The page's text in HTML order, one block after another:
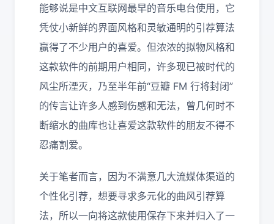
能够说是中文互联网最早的音乐电台使用，它
凭仗小新鲜的界面风格和灵敏通明的引荐算法
赢得了不少用户的喜爱。但浓浓的拟物风格和
这款软件的前期用户相同，许多现已被时代的
风尘所湮灭，乃至半年前“豆瓣 FM 行将封闭”
的传言让许多人感到伤感和无法，曾几何时不
断缩水的曲库也让喜爱这款软件的朋友不得不
忍痛割爱。
关于笔者而言，因为不满意几大流媒体渠道的
个性化引荐，想要寻求多元化的曲风引荐算
法，所以一向将这款使用保存下来并归入了一